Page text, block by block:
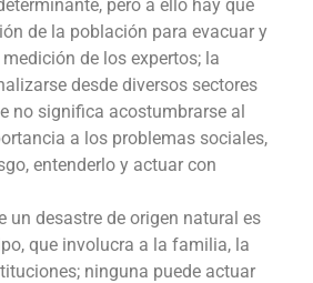
pero a ello hay que
de la población para evacuar y
de los expertos; la
desde diversos sectores
no significa acostumbrarse al
a los problemas sociales,
entenderlo y actuar con
un desastre de origen natural es
que involucra a la familia, la
ninguna puede actuar